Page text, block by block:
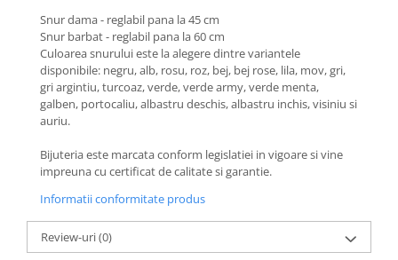
Brățări din Argint cu șnur reglabil
BRĂȚĂRI CU PIETRE SEMIPREȚIOASE
Brățări din Aur cu pietre
semiprețioase
Brățări din Argint cu pietre
semiprețioase
semiprețioase
BRĂȚĂRI DE PICIOR
Brățări de picior din Argint
COLIERE
Snur dama - reglabil pana la 45 cm
Snur barbat - reglabil pana la 60 cm
Culoarea snurului este la alegere dintre variantele
disponibile: negru, alb, rosu, roz, bej, bej rose, lila, mov, gri,
gri argintiu, turcoaz, verde, verde army, verde menta,
galben, portocaliu, albastru deschis, albastru inchis, visiniu si
auriu.
Bijuteria este marcata conform legislatiei in vigoare si vine
impreuna cu certificat de calitate si garantie.
Informatii conformitate produs
Review-uri(0)